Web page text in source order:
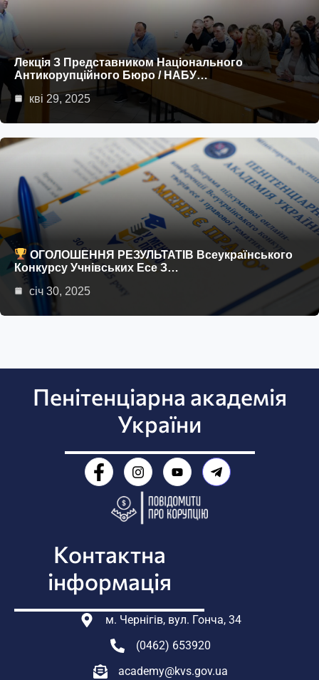
Лекція З Представником Національного
Антикорупційного Бюро / НАБУ…
кві 29, 2025
ОГОЛОШЕННЯ РЕЗУЛЬТАТІВ Всеукраїнського
Конкурсу Учнівських Есе З…
січ 30, 2025
Пенітенціарна академія
України
Контактна
інформація
м. Чернігів, вул. Гонча, 34
(0462) 653920
academy@kvs.gov.ua